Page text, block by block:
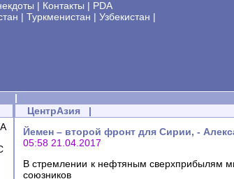
| Контакты | PDA
| Туркменистан | Узбекистан |
|
ЦентрАзия |
Йемен – второй фронт для Сирии, -
05:58 21.04.2017
В стремлении к нефтяным сверхприбылям
союзников